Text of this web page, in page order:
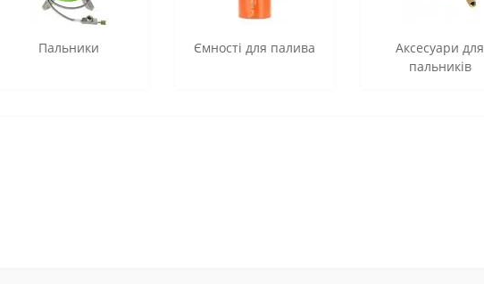
Пальники Ємності для палива
Аксесуари для
пальників